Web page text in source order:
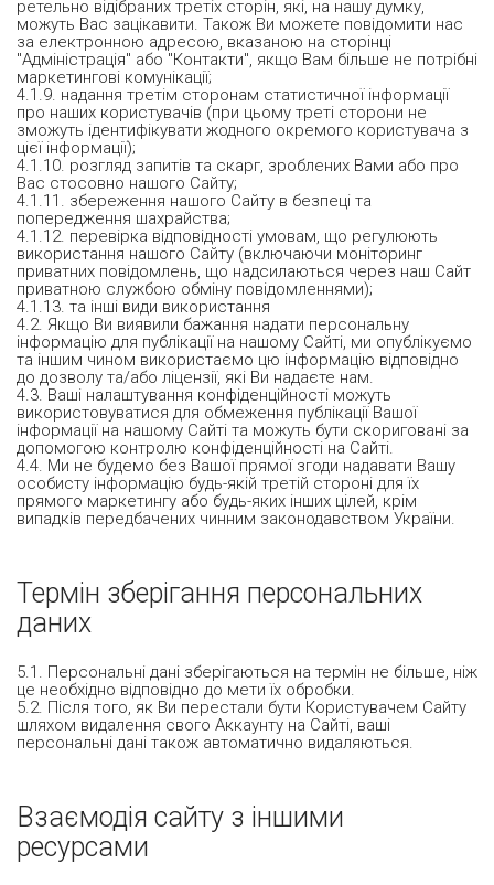
ретельно відібраних третіх сторін, які, на нашу думку,
можуть Вас зацікавити. Також Ви можете повідомити нас
за електронною адресою, вказаною на сторінці
"Адміністрація" або "Контакти", якщо Вам більше не потрібні
маркетингові комунікації;
4.1.9. надання третім сторонам статистичної інформації
про наших користувачів (при цьому треті сторони не
зможуть ідентифікувати жодного окремого користувача з
цієї інформації);
4.1.10. розгляд запитів та скарг, зроблених Вами або про
Вас стосовно нашого Сайту;
4.1.11. збереження нашого Сайту в безпеці та
попередження шахрайства;
4.1.12. перевірка відповідності умовам, що регулюють
використання нашого Сайту (включаючи моніторинг
приватних повідомлень, що надсилаються через наш Сайт
приватною службою обміну повідомленнями);
4.1.13. та інші види використання
4.2. Якщо Ви виявили бажання надати персональну
інформацію для публікації на нашому Сайті, ми опублікуємо
та іншим чином використаємо цю інформацію відповідно
до дозволу та/або ліцензії, які Ви надаєте нам.
4.3. Ваші налаштування конфіденційності можуть
використовуватися для обмеження публікації Вашої
інформації на нашому Сайті та можуть бути скориговані за
допомогою контролю конфіденційності на Сайті.
4.4. Ми не будемо без Вашої прямої згоди надавати Вашу
особисту інформацію будь-якій третій стороні для їх
прямого маркетингу або будь-яких інших цілей, крім
випадків передбачених чинним законодавством України.
Термін зберігання персональних
даних
5.1. Персональні дані зберігаються на термін не більше, ніж
це необхідно відповідно до мети їх обробки.
5.2. Після того, як Ви перестали бути Користувачем Сайту
шляхом видалення свого Аккаунту на Сайті, ваші
персональні дані також автоматично видаляються.
Взаємодія сайту з іншими
ресурсами